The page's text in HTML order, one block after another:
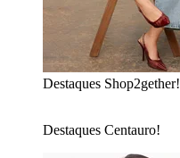
Destaques Shop2gether!
Destaques Centauro!